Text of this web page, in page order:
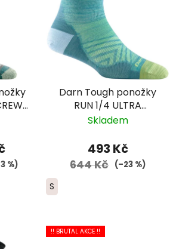
-
%)
Darn Tough ponožky
RUN 1/4 ULTRA
Lightweight Merino -
Skladem
493 Kč
644 Kč (–23 %)
S
!! BRUTAL AKCE !!